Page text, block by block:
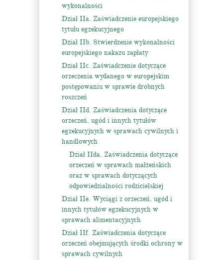
wykonalności
Dział IIa. Zaświadczenie europejskiego
tytułu egzekucyjnego
Dział IIb. Stwierdzenie wykonalności
europejskiego nakazu zapłaty
Dział IIc. Zaświadczenie dotyczące
orzeczenia wydanego w europejskim
postępowaniu w sprawie drobnych
roszczeń
Dział IId. Zaświadczenia dotyczące
orzeczeń, ugód i innych tytułów
egzekucyjnych w sprawach cywilnych i
handlowych
Dział IIda. Zaświadczenia dotyczące
orzeczeń w sprawach małżeńskich
oraz w sprawach dotyczących
odpowiedzialności rodzicielskiej
Dział IIe. Wyciągi z orzeczeń, ugód i
innych tytułów egzekucyjnych w
sprawach alimentacyjnych
Dział IIf. Zaświadczenia dotyczące
orzeczeń obejmujących środki ochrony w
sprawach cywilnych